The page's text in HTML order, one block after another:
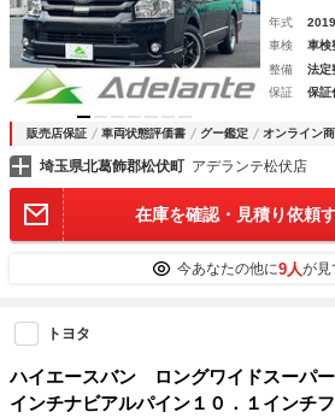
年式
車検
車検
整備
法定
保証
保証
販売店保証 車両状態評価書 グー鑑定 オンライン
埼玉県北葛飾郡松伏町 アデランテ松伏店
在庫を確認・見積り依頼
今あなたの他に9人が見
トヨタ
ハイエースバン ロングワイドスーパ
インチナビアルパイン１０．１インチ